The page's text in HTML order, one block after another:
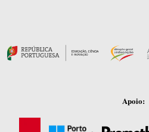
Apoio: